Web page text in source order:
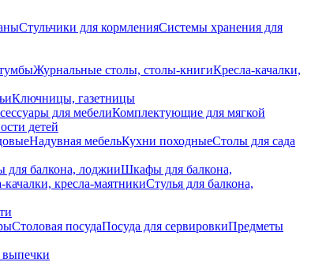
Стульчики для кормленияСистемы хранения для
Журнальные столы, столы-книгиКресла-качалки,
Ключницы, газетницы
для мебелиКомплектующие для мягкой
детей
Надувная мебельКухни походныеСтолы для сада
для балкона, лоджииШкафы для балкона,
качалки, кресла-маятникиСтулья для балкона,
Столовая посудаПосуда для сервировкиПредметы
выпечки